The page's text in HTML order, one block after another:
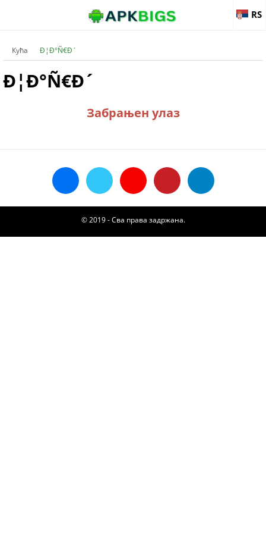
RS
Кућа Ð¦Ð°Ñ€Ð´
Ð¦Ð°Ñ€Ð´
Забрањен улаз
© 2019 - Сва права задржана.